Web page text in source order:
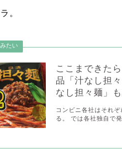
。
ここまできた
品「汁なし担
なし担々麺」
コンビニ各社はそれ
る。 では各社独自で